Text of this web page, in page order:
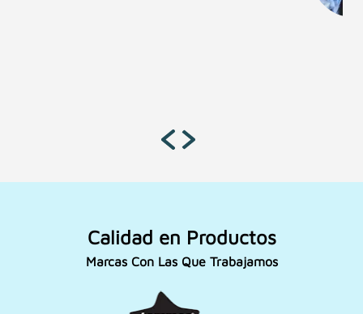
Calidad en Productos
Marcas Con Las Que Trabajamos